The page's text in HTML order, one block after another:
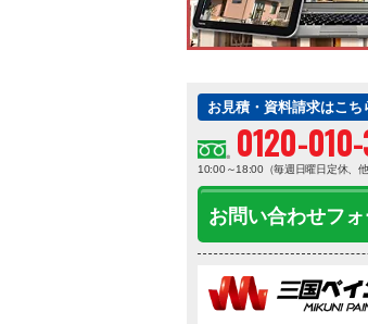
お見積・資料請求はこち
0120-
10:00～18:00（毎週日曜日定休、他
お問い合わせフ